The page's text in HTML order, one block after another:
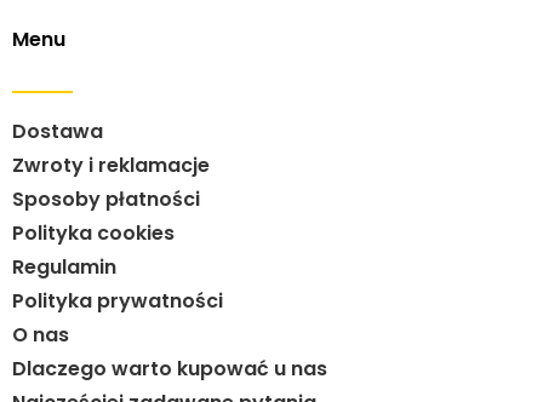
Menu
Dostawa
Zwroty i reklamacje
Sposoby płatności
Polityka cookies
Regulamin
Polityka prywatności
O nas
Dlaczego warto kupować u nas